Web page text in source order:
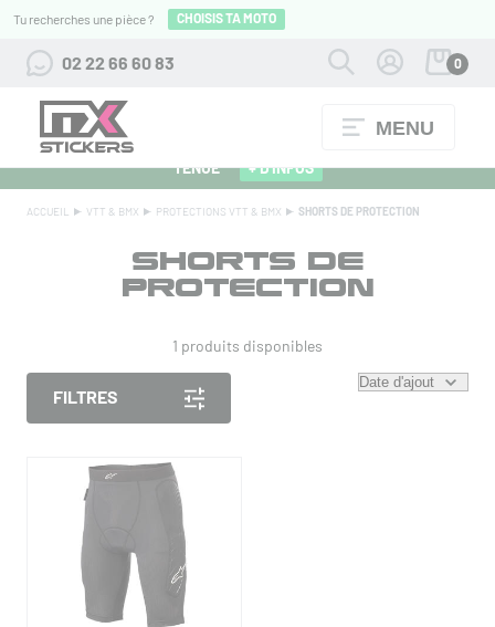
Tu recherches une pièce ? CHOISIS TA MOTO
02 22 66 60 83 0
MENU
ALPINESTARS 27 : FLOCAGE OFFERT POUR L'ACHAT D'UNE
TENUE
+ D'INFOS
ACCUEIL VTT & BMX PROTECTIONS VTT & BMX SHORTS DE PROTECTION
SHORTS DE
PROTECTION
FILTRES
1 produits disponibles